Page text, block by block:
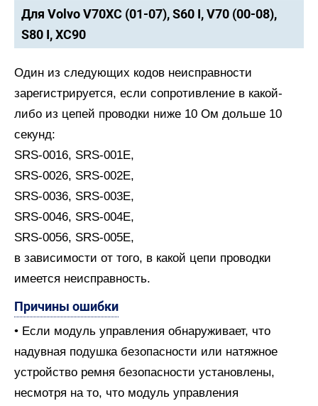
Для Volvo V70XC (01-07), S60 I, V70 (00-08),
S80 I, XC90
Один из следующих кодов неисправности
зарегистрируется, если сопротивление в какой-
либо из цепей проводки ниже 10 Ом дольше 10
секунд:
SRS-0016, SRS-001E,
SRS-0026, SRS-002E,
SRS-0036, SRS-003E,
SRS-0046, SRS-004E,
SRS-0056, SRS-005E,
в зависимости от того, в какой цепи проводки
имеется неисправность.
Причины ошибки
• Если модуль управления обнаруживает, что
надувная подушка безопасности или натяжное
устройство ремня безопасности установлены,
несмотря на то, что модуль управления